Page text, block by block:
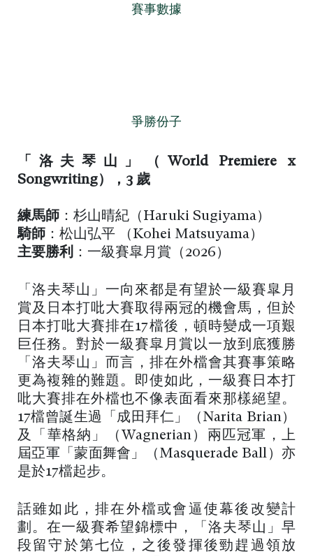
賽事數據
爭勝份子
「洛夫琴山」（World Premiere x
Songwriting），3 歲
練馬師 ：杉山晴紀（Haruki Sugiyama）
騎師 ：松山弘平 （Kohei Matsuyama）
主要勝利 ：一級賽皐月賞（2026）
「洛夫琴山」一向來都是有望於一級賽皐月
賞及日本打吡大賽取得兩冠的機會馬，但於
日本打吡大賽排在17檔後，頓時變成一項艱
巨任務。對於一級賽皐月賞以一放到底獲勝
「洛夫琴山」而言，排在外檔會其賽事策略
更為複雜的難題。即使如此，一級賽日本打
吡大賽排在外檔也不像表面看來那樣絕望。
17檔曾誕生過「成田拜仁」（Narita Brian）
及「華格納」（Wagnerian）兩匹冠軍，上
屆亞軍「蒙面舞會」（Masquerade Ball）亦
是於17檔起步。
話雖如此，排在外檔或會逼使幕後改變計
劃。在一級賽希望錦標中，「洛夫琴山」早
段留守於第七位，之後發揮後勁趕過領放